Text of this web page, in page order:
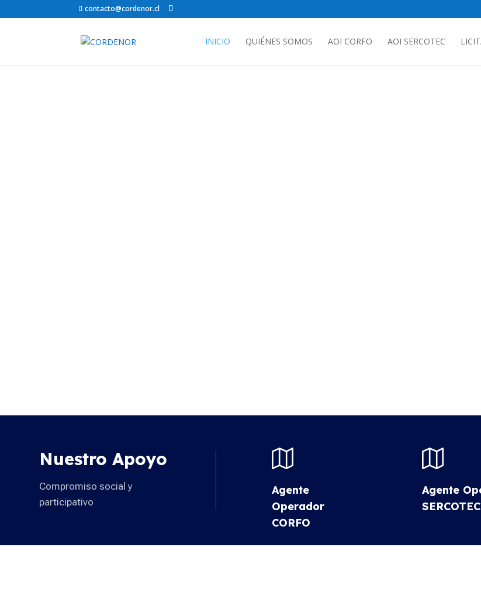
contacto@cordenor.cl
INICIO QUIÉNES SOMOS AOI CORFO AOI SERCOTEC
Nuestro Apoyo
Compromiso social y
participativo
Agente
Operador
CORFO
Agente
SERCOTEC